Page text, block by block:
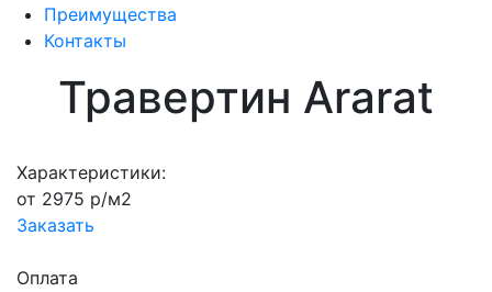
Преимущества
Контакты
Травертин Ararat
Характеристики:
от 2975 р/м2
Заказать
Оплата